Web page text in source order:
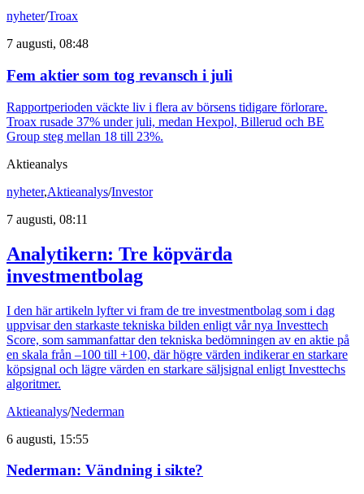
nyheter/Troax
7 augusti, 08:48
Fem aktier som tog revansch i juli
Rapportperioden väckte liv i flera av börsens tidigare förlorare.
Troax rusade 37% under juli, medan Hexpol, Billerud och BE
Group steg mellan 18 till 23%.
Aktieanalys
nyheter,Aktieanalys/Investor
7 augusti, 08:11
Analytikern: Tre köpvärda
investmentbolag
I den här artikeln lyfter vi fram de tre investmentbolag som i dag
uppvisar den starkaste tekniska bilden enligt vår nya Investtech
Score, som sammanfattar den tekniska bedömningen av en aktie på
en skala från –100 till +100, där högre värden indikerar en starkare
köpsignal och lägre värden en starkare säljsignal enligt Investtechs
algoritmer.
Aktieanalys/Nederman
6 augusti, 15:55
Nederman: Vändning i sikte?